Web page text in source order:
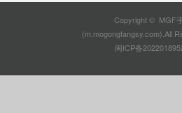
Copyright © MGF
(m.mogongfangsy.com).All
闽ICP备